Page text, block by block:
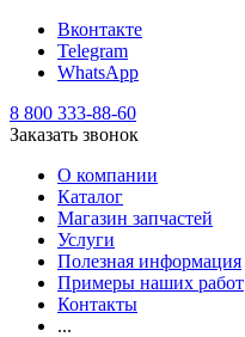
Вконтакте
Telegram
WhatsApp
8 800 333-88-60
Заказать звонок
О компании
Каталог
Магазин запчастей
Услуги
Полезная информация
Примеры наших работ
Контакты
...